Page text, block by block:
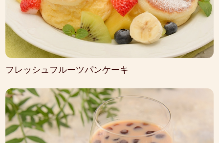
フレッシュフルーツパンケーキ